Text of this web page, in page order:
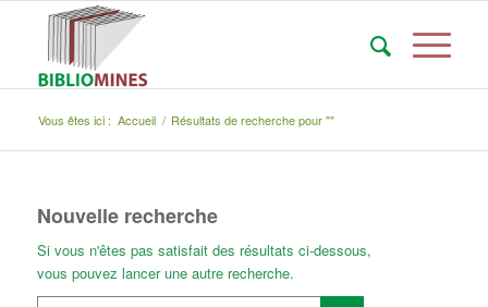
Vous êtes ici : Accueil / Résultats de recherche pour ""
Nouvelle recherche
Si vous n'êtes pas satisfait des résultats ci-dessous,
vous pouvez lancer une autre recherche.